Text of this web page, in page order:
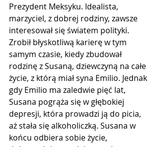
Prezydent Meksyku. Idealista,
marzyciel, z dobrej rodziny, zawsze
interesował się światem polityki.
Zrobił błyskotliwą karierę w tym
samym czasie, kiedy zbudował
rodzinę z Susaną, dziewczyną na całe
życie, z którą miał syna Emilio. Jednak
gdy Emilio ma zaledwie pięć lat,
Susana pogrąża się w głębokiej
depresji, która prowadzi ją do picia,
aż stała się alkoholiczką. Susana w
końcu odbiera sobie życie,